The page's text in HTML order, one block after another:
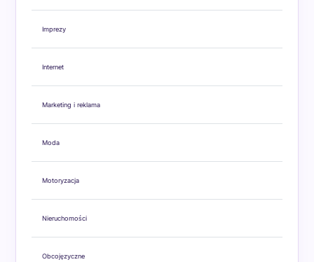
Imprezy
Internet
Marketing i reklama
Moda
Motoryzacja
Nieruchomości
Obcojęzyczne